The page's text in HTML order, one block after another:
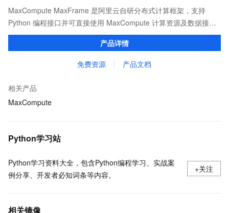
MaxCompute MaxFrame 是阿里云自研分布式计算框架，支持
Python 编程接口并可直接使用 MaxCompute 计算资源及数据接
口，与 MaxCompute Notebook、镜像管理等功能共同构成
MaxCompute 完整 Python 开发生态。
产品详情
免费资源 产品文档
相关产品
MaxCompute
Python学习站
Python学习资料大全，包含Python编程学习、实战案
例分享、开发者必知词条等内容。
+关注
相关镜像